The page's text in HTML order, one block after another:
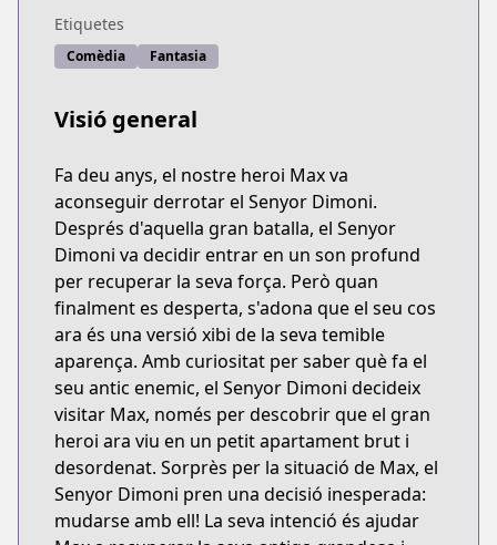
Etiquetes
Comèdia Fantasia
Visió general
Fa deu anys, el nostre heroi Max va
aconseguir derrotar el Senyor Dimoni.
Després d'aquella gran batalla, el Senyor
Dimoni va decidir entrar en un son profund
per recuperar la seva força. Però quan
finalment es desperta, s'adona que el seu cos
ara és una versió xibi de la seva temible
aparença. Amb curiositat per saber què fa el
seu antic enemic, el Senyor Dimoni decideix
visitar Max, només per descobrir que el gran
heroi ara viu en un petit apartament brut i
desordenat. Sorprès per la situació de Max, el
Senyor Dimoni pren una decisió inesperada:
mudarse amb ell! La seva intenció és ajudar